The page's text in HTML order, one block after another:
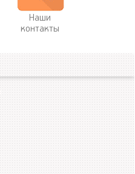
Наши
контакты